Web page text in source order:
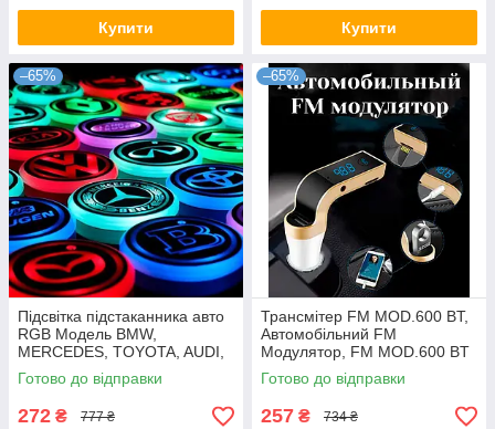
Купити Купити
–65%
Підсвітка підстаканника авто
RGB Модель BMW,
MERCEDES, TOYOTA, AUDI,
LED підсвітка в машину
Готово до відправки
272 ₴ 777 ₴
–65%
Трансмітер FM MOD.600 BT,
Автомобільний FM
Модулятор, FM MOD.600 BT
Готово до відправки
257 ₴ 734 ₴